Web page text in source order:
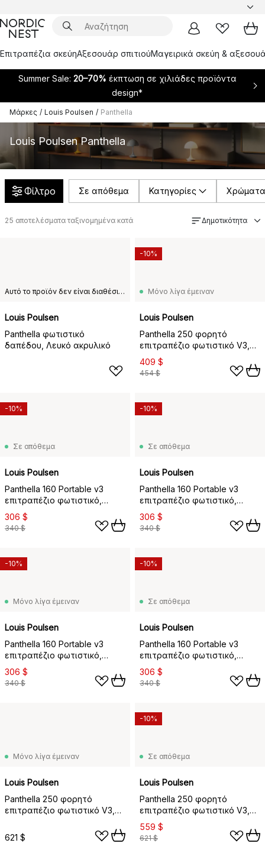
Επιτραπέζια σκεύηΑξεσουάρ σπιτιούΜαγειρικά σκεύη &
Summer Sale: 20–70% έκπτωση σε χιλιάδες προϊόντα
design*
Μάρκες / Louis Poulsen / Panthella
Louis Poulsen Panthella
Φίλτρο Σε απόθεμα Κατηγορίες Χρώματα
25 αποτελέσματα ταξινομημένα κατά Δημοτικότητα
Αυτό το προϊόν δεν είναι διαθέσιμο στη χώρα παράδοσης που έχετε επιλέξει.
Louis Poulsen
Panthella φωτιστικό
δαπέδου, Λευκό ακρυλικό
Μόνο λίγα έμειναν
Louis Poulsen
Panthella 250 φορητό
επιτραπέζιο φωτιστικό V3,
Opal pale rose
409 $
454 $
-10%
Σε απόθεμα
Louis Poulsen
Panthella 160 Portable v3
επιτραπέζιο φωτιστικό,
Original Opal Orange
306 $
340 $
-10%
Σε απόθεμα
Louis Poulsen
Panthella 160 Portable v3
επιτραπέζιο φωτιστικό,
Original Opal Red
306 $
340 $
-10%
Μόνο λίγα έμειναν
Louis Poulsen
Panthella 160 Portable v3
επιτραπέζιο φωτιστικό,
Original Opal Brown
306 $
340 $
-10%
Σε απόθεμα
Louis Poulsen
Panthella 160 Portable v3
επιτραπέζιο φωτιστικό,
Original Opal Green
306 $
340 $
-10%
Μόνο λίγα έμειναν
Louis Poulsen
Panthella 250 φορητό
επιτραπέζιο φωτιστικό V3,
621 $
Σε απόθεμα
Louis Poulsen
Panthella 250 φορητό
επιτραπέζιο φωτιστικό V3,
Original Opal Red
559 $
621 $
-10%